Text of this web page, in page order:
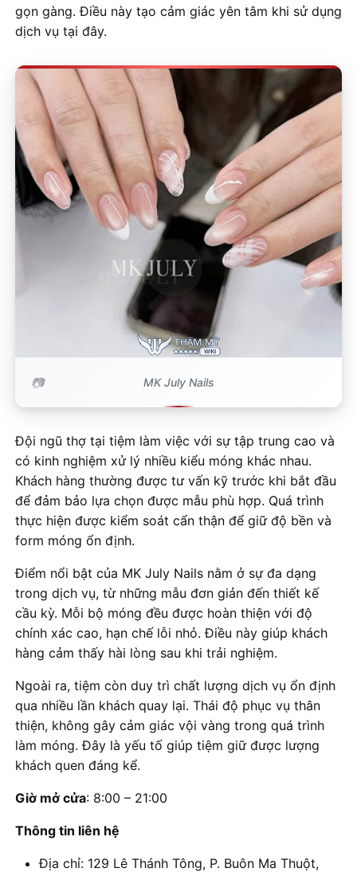
gọn gàng. Điều này tạo cảm giác yên tâm khi sử dụng
dịch vụ tại đây.
MK July Nails
Đội ngũ thợ tại tiệm làm việc với sự tập trung cao và
có kinh nghiệm xử lý nhiều kiểu móng khác nhau.
Khách hàng thường được tư vấn kỹ trước khi bắt đầu
để đảm bảo lựa chọn được mẫu phù hợp. Quá trình
thực hiện được kiểm soát cẩn thận để giữ độ bền và
form móng ổn định.
Điểm nổi bật của MK July Nails nằm ở sự đa dạng
trong dịch vụ, từ những mẫu đơn giản đến thiết kế
cầu kỳ. Mỗi bộ móng đều được hoàn thiện với độ
chính xác cao, hạn chế lỗi nhỏ. Điều này giúp khách
hàng cảm thấy hài lòng sau khi trải nghiệm.
Ngoài ra, tiệm còn duy trì chất lượng dịch vụ ổn định
qua nhiều lần khách quay lại. Thái độ phục vụ thân
thiện, không gây cảm giác vội vàng trong quá trình
làm móng. Đây là yếu tố giúp tiệm giữ được lượng
khách quen đáng kể.
Giờ mở cửa: 8:00 – 21:00
Thông tin liên hệ
Địa chỉ: 129 Lê Thánh Tông, P. Buôn Ma Thuột,